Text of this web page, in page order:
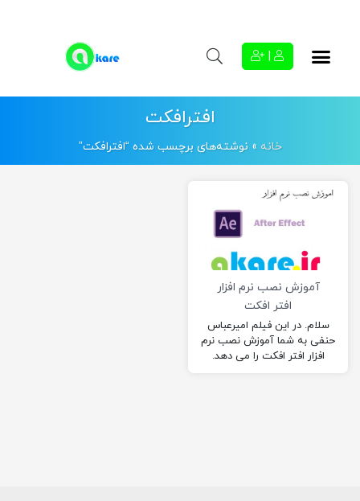
افترافکت
خانه » نوشته‌های برچسب شده “افترافکت”
آموزش نصب نرم افزار
افتر افکت
سلام. در این فیلم امیرعباس
حنفی به شما آموزش نصب نرم
افزار افتر افکت را می دهد.